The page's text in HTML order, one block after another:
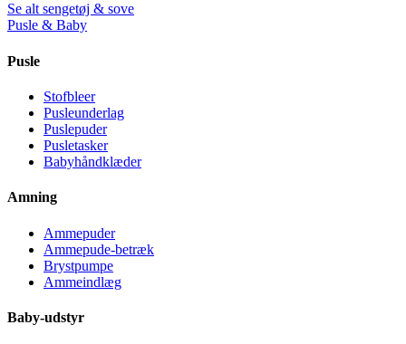
Se alt sengetøj & sove
Pusle & Baby
Pusle
Stofbleer
Pusleunderlag
Puslepuder
Pusletasker
Babyhåndklæder
Amning
Ammepuder
Ammepude-betræk
Brystpumpe
Ammeindlæg
Baby-udstyr